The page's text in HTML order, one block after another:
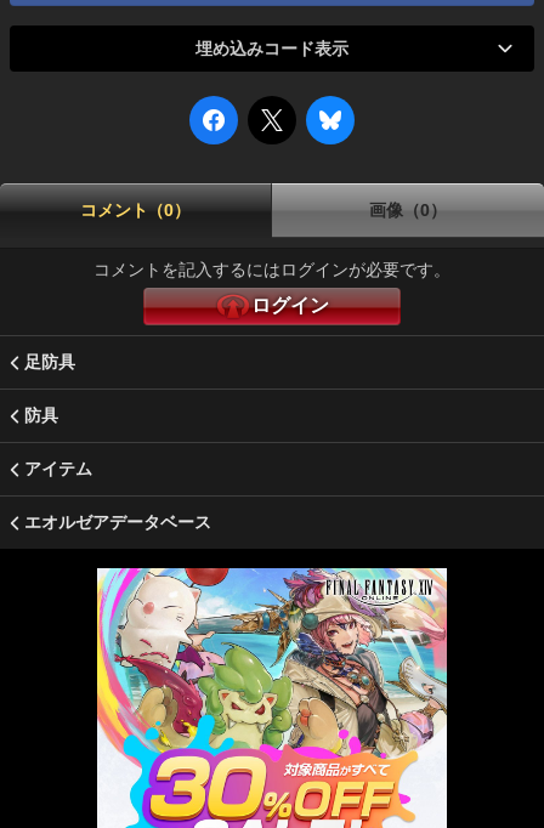
埋め込みコード表示
コメント（0） 画像（0）
コメントを記入するにはログインが必要です。
ログイン
足防具
防具
アイテム
エオルゼアデータベース